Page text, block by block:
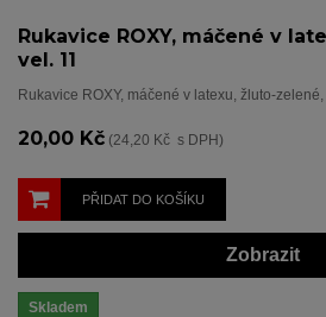
Rukavice ROXY, máčené v
vel. 11
Rukavice ROXY, máčené v latexu, žluto-zelené,
20,00 Kč (24,20 Kč s DPH)
PŘIDAT DO KOŠÍKU
Zobrazit
Skladem